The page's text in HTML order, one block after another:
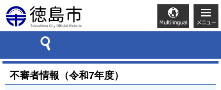
不審者情報（令和7年度）